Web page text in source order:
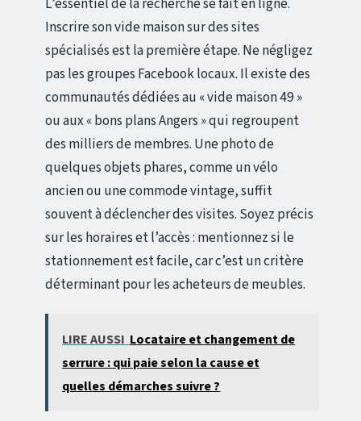
Inscrire son vide maison sur des sites
spécialisés est la première étape. Ne négligez
pas les groupes Facebook locaux. Il existe des
communautés dédiées au « vide maison 49 »
ou aux « bons plans Angers » qui regroupent
des milliers de membres. Une photo de
quelques objets phares, comme un vélo
ancien ou une commode vintage, suffit
souvent à déclencher des visites. Soyez précis
sur les horaires et l’accès : mentionnez si le
stationnement est facile, car c’est un critère
déterminant pour les acheteurs de meubles.
LIRE AUSSI Locataire et changement de
serrure : qui paie selon la cause et
quelles démarches suivre ?